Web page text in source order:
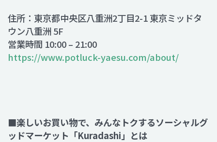
住所：東京都中央区八重洲2丁目2-1 東京ミッドタ
ウン八重洲 5F
営業時間 10:00 – 21:00
https://www.potluck-yaesu.com/about/
■楽しいお買い物で、みんなトクするソーシャルグ
ッドマーケット「Kuradashi」とは